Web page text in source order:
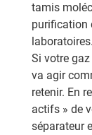
tamis
purification
laboratoires.
Si votre
va agir
retenir. En
actifs » de
séparateur